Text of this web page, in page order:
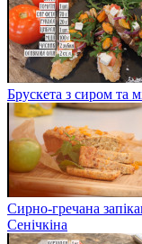
Брускета з сиром та
Сирно-гречана
Сенічкіна